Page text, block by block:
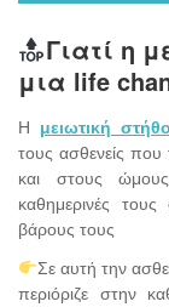
Γιατί η
μια life
Η μειωτική
τους ασθενείς
και στους
καθημερινές
βάρους τους
Σε αυτή την
περιόριζε στην